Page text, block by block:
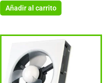
Añadir al carrito